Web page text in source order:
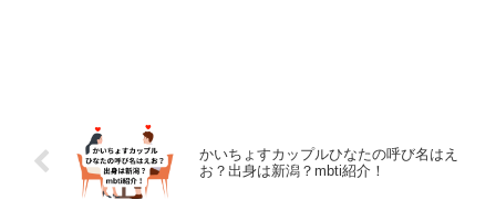
かいちょすカップルひなたの呼び名はえ
お？出身は新潟？mbti紹介！